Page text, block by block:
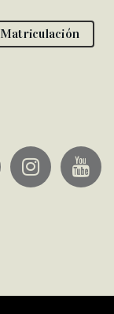
Matriculación